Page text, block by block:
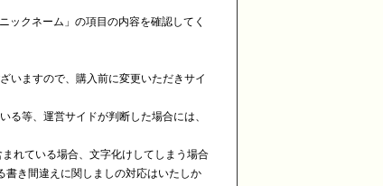
ックネーム」の項目の内容を確認してく
いますので、購入前に変更いただきサイ
等、運営サイドが判断した場合には、
れている場合、文字化けしてしまう場合
き間違えに関しましの対応はいたしか